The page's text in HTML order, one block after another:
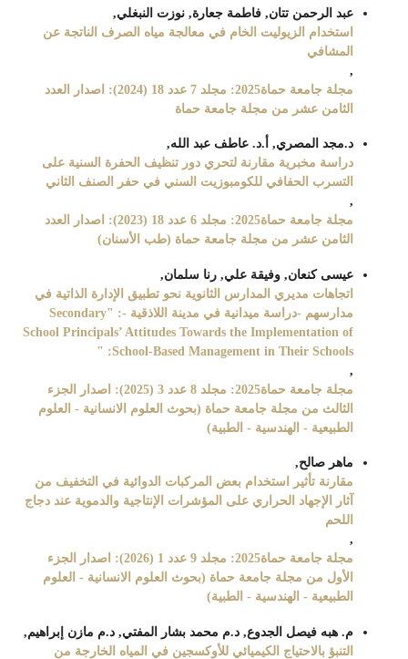
عبد الرحمن تتان, فاطمة جعارة, نوزت النبغلي,
استخدام الزيوليت الخام في معالجة مياه الصرف الناتجة عن
المشافي
,
مجلة جامعة حماة2025: مجلد 7 عدد 18 (2024): اصدار العدد
الثامن عشر من مجلة جامعة حماة
د.مجد المصري, أ.د. عاطف عبد الله,
دراسة مخبرية مقارنة لتحري دور تنظيف الحفرة السنية على
التسرب الحفافي للكومبوزيت السني في حفر الصنف الثاني
,
مجلة جامعة حماة2025: مجلد 6 عدد 18 (2023): اصدار العدد
الثامن عشر من مجلة جامعة حماة (طب الأسنان)
عيسى كنعان, وفيقة علي, رنا سلمان,
اتجاهات مديري المدارس الثانوية نحو تطبيق الإدارة الذاتية في
مدارسهم -دراسة ميدانية في مدينة اللاذقية -: "Secondary
School Principals’ Attitudes Towards the Implementation of
School-Based Management in Their Schools: "
,
مجلة جامعة حماة2025: مجلد 8 عدد 3 (2025): اصدار الجزء
الثالث من مجلة جامعة حماة (بحوث العلوم الانسانية - العلوم
الطبيعية - الهندسية - الطبية)
ماهر صالح,
مقارنة تأثير استخدام بعض المركبات الدوائية في التخفيف من
آثار الإجهاد الحراري على المؤشرات الإنتاجية والدموية عند دجاج
اللحم
,
مجلة جامعة حماة2025: مجلد 9 عدد 1 (2026): اصدار الجزء
الأول من مجلة جامعة حماة (بحوث العلوم الانسانية - العلوم
الطبيعية - الهندسية - الطبية)
م. هبه فيصل الجدوع, د.م محمد بشار المفتي, د.م مازن إبراهيم,
التنبؤ بالاحتياج الكيميائي للأوكسجين في المياه الخارجة من